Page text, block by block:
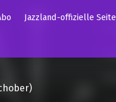
Jazzland-offizielle Seite